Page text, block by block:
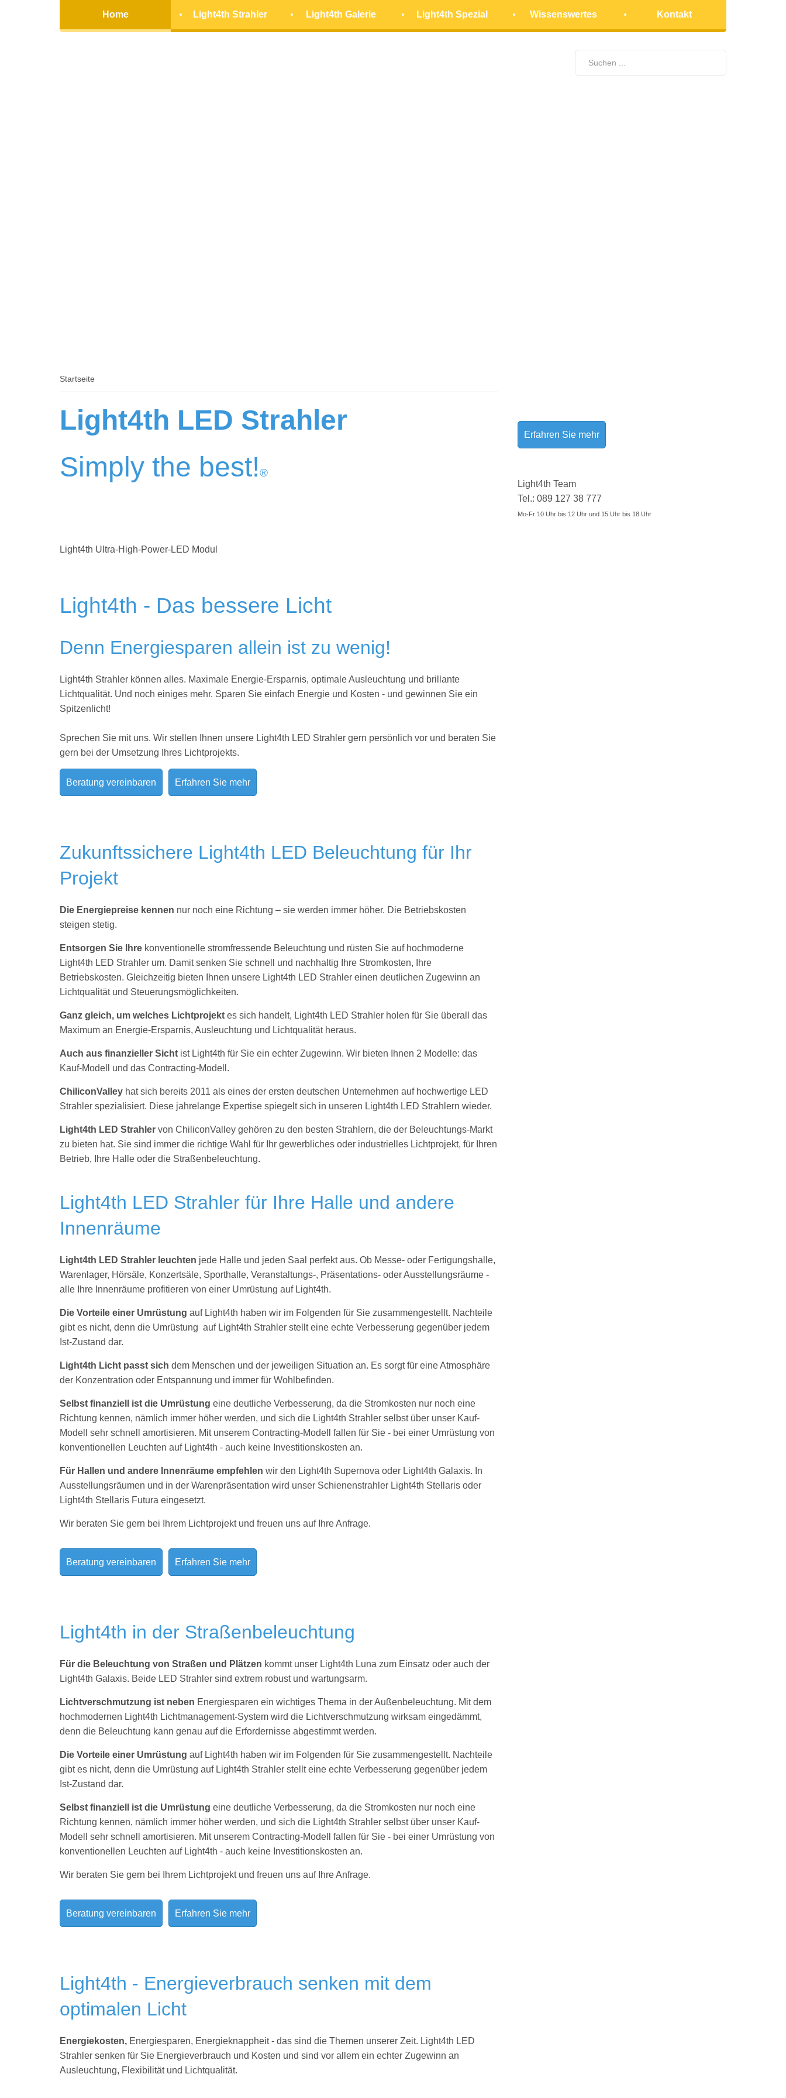
Home Light4th Strahler Light4th Galerie Light4th Spezial Wissenswertes Kontakt
Startseite
Light4th LED Strahler
Simply the best!®
Light4th Ultra-High-Power-LED Modul
Light4th - Das bessere Licht
Denn Energiesparen allein ist zu wenig!
Light4th Strahler können alles. Maximale Energie-Ersparnis, optimale Ausleuchtung und brillante
Lichtqualität. Und noch einiges mehr. Sparen Sie einfach Energie und Kosten - und gewinnen Sie ein
Spitzenlicht!
Sprechen Sie mit uns. Wir stellen Ihnen unsere Light4th LED Strahler gern persönlich vor und beraten Sie
gern bei der Umsetzung Ihres Lichtprojekts.
Beratung vereinbaren Erfahren Sie mehr
Zukunftssichere Light4th LED Beleuchtung für Ihr
Projekt
Die Energiepreise kennen nur noch eine Richtung – sie werden immer höher. Die Betriebskosten
steigen stetig.
Entsorgen Sie Ihre konventionelle stromfressende Beleuchtung und rüsten Sie auf hochmoderne
Light4th LED Strahler um. Damit senken Sie schnell und nachhaltig Ihre Stromkosten, Ihre
Betriebskosten. Gleichzeitig bieten Ihnen unsere Light4th LED Strahler einen deutlichen Zugewinn an
Lichtqualität und Steuerungsmöglichkeiten.
Ganz gleich, um welches Lichtprojekt es sich handelt, Light4th LED Strahler holen für Sie überall das
Maximum an Energie-Ersparnis, Ausleuchtung und Lichtqualität heraus.
Auch aus finanzieller Sicht ist Light4th für Sie ein echter Zugewinn. Wir bieten Ihnen 2 Modelle: das
Kauf-Modell und das Contracting-Modell.
ChiliconValley hat sich bereits 2011 als eines der ersten deutschen Unternehmen auf hochwertige LED
Strahler spezialisiert. Diese jahrelange Expertise spiegelt sich in unseren Light4th LED Strahlern wieder.
Light4th LED Strahler von ChiliconValley gehören zu den besten Strahlern, die der Beleuchtungs-Markt
zu bieten hat. Sie sind immer die richtige Wahl für Ihr gewerbliches oder industrielles Lichtprojekt, für Ihren
Betrieb, Ihre Halle oder die Straßenbeleuchtung.
Light4th LED Strahler für Ihre Halle und andere
Innenräume
Light4th LED Strahler leuchten jede Halle und jeden Saal perfekt aus. Ob Messe- oder Fertigungshalle,
Warenlager, Hörsäle, Konzertsäle, Sporthalle, Veranstaltungs-, Präsentations- oder Ausstellungsräume -
alle Ihre Innenräume profitieren von einer Umrüstung auf Light4th.
Die Vorteile einer Umrüstung auf Light4th haben wir im Folgenden für Sie zusammengestellt. Nachteile
gibt es nicht, denn die Umrüstung auf Light4th Strahler stellt eine echte Verbesserung gegenüber jedem
Ist-Zustand dar.
Light4th Licht passt sich dem Menschen und der jeweiligen Situation an. Es sorgt für eine Atmosphäre
der Konzentration oder Entspannung und immer für Wohlbefinden.
Selbst finanziell ist die Umrüstung eine deutliche Verbesserung, da die Stromkosten nur noch eine
Richtung kennen, nämlich immer höher werden, und sich die Light4th Strahler selbst über unser Kauf-
Modell sehr schnell amortisieren. Mit unserem Contracting-Modell fallen für Sie - bei einer Umrüstung von
konventionellen Leuchten auf Light4th - auch keine Investitionskosten an.
Für Hallen und andere Innenräume empfehlen wir den Light4th Supernova oder Light4th Galaxis. In
Ausstellungsräumen und in der Warenpräsentation wird unser Schienenstrahler Light4th Stellaris oder
Light4th Stellaris Futura eingesetzt.
Wir beraten Sie gern bei Ihrem Lichtprojekt und freuen uns auf Ihre Anfrage.
Beratung vereinbaren Erfahren Sie mehr
Light4th in der Straßenbeleuchtung
Für die Beleuchtung von Straßen und Plätzen kommt unser Light4th Luna zum Einsatz oder auch der
Light4th Galaxis. Beide LED Strahler sind extrem robust und wartungsarm.
Lichtverschmutzung ist neben Energiesparen ein wichtiges Thema in der Außenbeleuchtung. Mit dem
hochmodernen Light4th Lichtmanagement-System wird die Lichtverschmutzung wirksam eingedämmt,
denn die Beleuchtung kann genau auf die Erfordernisse abgestimmt werden.
Die Vorteile einer Umrüstung auf Light4th haben wir im Folgenden für Sie zusammengestellt. Nachteile
gibt es nicht, denn die Umrüstung auf Light4th Strahler stellt eine echte Verbesserung gegenüber jedem
Ist-Zustand dar.
Selbst finanziell ist die Umrüstung eine deutliche Verbesserung, da die Stromkosten nur noch eine
Richtung kennen, nämlich immer höher werden, und sich die Light4th Strahler selbst über unser Kauf-
Modell sehr schnell amortisieren. Mit unserem Contracting-Modell fallen für Sie - bei einer Umrüstung von
konventionellen Leuchten auf Light4th - auch keine Investitionskosten an.
Wir beraten Sie gern bei Ihrem Lichtprojekt und freuen uns auf Ihre Anfrage.
Beratung vereinbaren Erfahren Sie mehr
Light4th - Energieverbrauch senken mit dem
optimalen Licht
Energiekosten, Energiesparen, Energieknappheit - das sind die Themen unserer Zeit. Light4th LED
Strahler senken für Sie Energieverbrauch und Kosten und sind vor allem ein echter Zugewinn an
Ausleuchtung, Flexibilität und Lichtqualität.
Erfahren Sie mehr
Light4th Team
Tel.: 089 127 38 777
Mo-Fr 10 Uhr bis 12 Uhr und 15 Uhr bis 18 Uhr